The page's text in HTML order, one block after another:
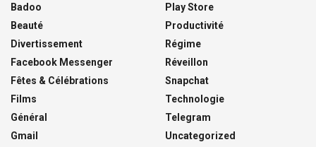
Badoo
Beauté
Divertissement
Facebook Messenger
Fêtes & Célébrations
Films
Général
Gmail
Play Store
Productivité
Régime
Réveillon
Snapchat
Technologie
Telegram
Uncategorized